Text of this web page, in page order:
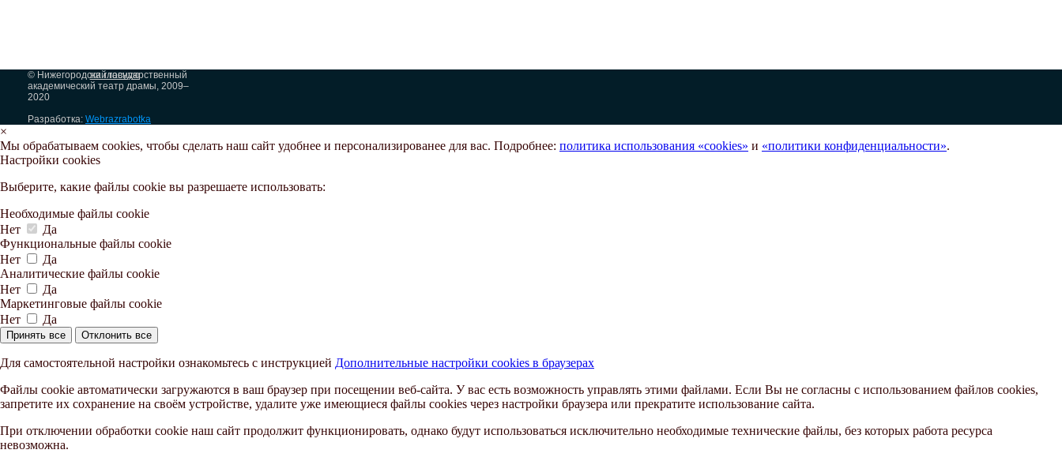
на главную
© Нижегородский государственный
академический театр драмы, 2009–
2020
Разработка: Webrazrabotka
×
Мы обрабатываем cookies, чтобы сделать наш сайт удобнее и персонализированее для вас. Подробнее: политика использования «cookies» и «политики конфиденциальности».
Настройки cookies
Выберите, какие файлы cookie вы разрешаете использовать:
Необходимые файлы cookie
Нет
Да
Функциональные файлы cookie
Нет
Да
Аналитические файлы cookie
Нет
Да
Маркетинговые файлы cookie
Нет
Да
Принять все Отклонить все
Для самостоятельной настройки ознакомьтесь с инструкцией Дополнительные настройки cookies в браузерах
Файлы cookie автоматически загружаются в ваш браузер при посещении веб-сайта. У вас есть возможность управлять этими файлами. Если Вы не согласны с использованием файлов cookies,
запретите их сохранение на своём устройстве, удалите уже имеющиеся файлы cookies через настройки браузера или прекратите использование сайта.
При отключении обработки cookie наш сайт продолжит функционировать, однако будут использоваться исключительно необходимые технические файлы, без которых работа ресурса
невозможна.